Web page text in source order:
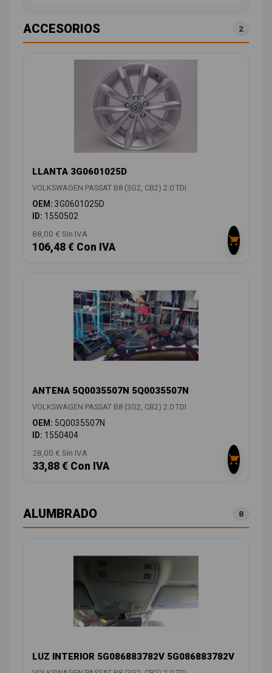
ACCESORIOS 2
LLANTA 3G0601025D
VOLKSWAGEN PASSAT B8 (3G2, CB2) 2.0 TDI
OEM: 3G0601025D
ID: 1550502
88,00 € Sin IVA
106,48 € Con IVA
ANTENA 5Q0035507N 5Q0035507N
VOLKSWAGEN PASSAT B8 (3G2, CB2) 2.0 TDI
OEM: 5Q0035507N
ID: 1550404
28,00 € Sin IVA
33,88 € Con IVA
ALUMBRADO 8
LUZ INTERIOR 5G086883782V 5G086883782V